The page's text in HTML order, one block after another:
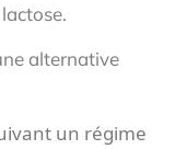
alternative
un régime